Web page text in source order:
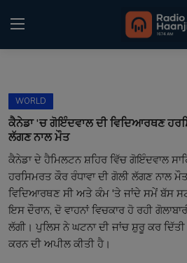
Home
Kitaab Kahani
Gallery
Sponsors
WORLD
ਕੈਨੇਡਾ 'ਚ ਗੋਇੰਦਵਾਲ ਦੀ ਵਿਦਿਆਰਥਣ
ਲੱਗਣ ਨਾਲ ਮੌਤ
ਕੈਨੇਡਾ ਦੇ ਹੈਮਿਲਟਨ ਸ਼ਹਿਰ ਵਿੱਚ ਗੋਇੰਦਵਾਲ
ਹਰਸਿਮਰਤ ਕੌਰ ਰੰਧਾਵਾ ਦੀ ਗੋਲੀ ਲੱਗਣ ਨਾਲ
ਵਿਦਿਆਰਥਣ ਸੀ ਅਤੇ ਕੰਮ 'ਤੇ ਜਾਂਦੇ ਸਮੇਂ ਬੱਸ
ਇਸ ਦੌਰਾਨ, ਦੋ ਵਾਹਨਾਂ ਵਿਚਕਾਰ ਹੋ ਰਹੀ
ਲੱਗੀ। ਪੁਲਿਸ ਨੇ ਘਟਨਾ ਦੀ ਜਾਂਚ ਸ਼ੁਰੂ ਕਰ
ਕਰਨ ਦੀ ਅਪੀਲ ਕੀਤੀ ਹੈ।​